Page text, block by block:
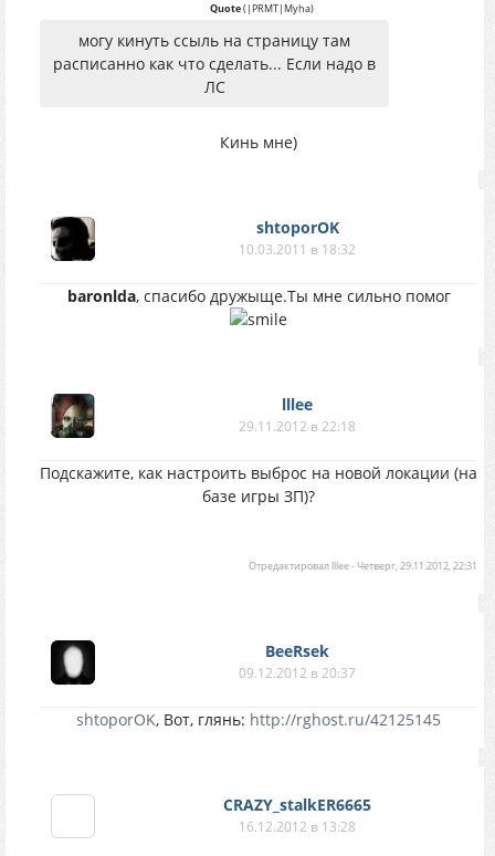
Quote(|PRMT|Myha)
могу кинуть ссыль на страницу там
расписанно как что сделать... Если надо в
ЛС
Кинь мне)
shtoporOK
10.03.2011 в 18:32
baronlda, спасибо дружыще.Ты мне сильно помог
lllee
29.11.2012 в 22:18
Подскажите, как настроить выброс на новой локации (на
базе игры ЗП)?
Отредактировал lllee-Четверг, 29.11.2012, 22:31
BeeRsek
09.12.2012 в 20:37
shtoporOK, Вот, глянь: http://rghost.ru/42125145
CRAZY_stalkER6665
16.12.2012 в 13:28